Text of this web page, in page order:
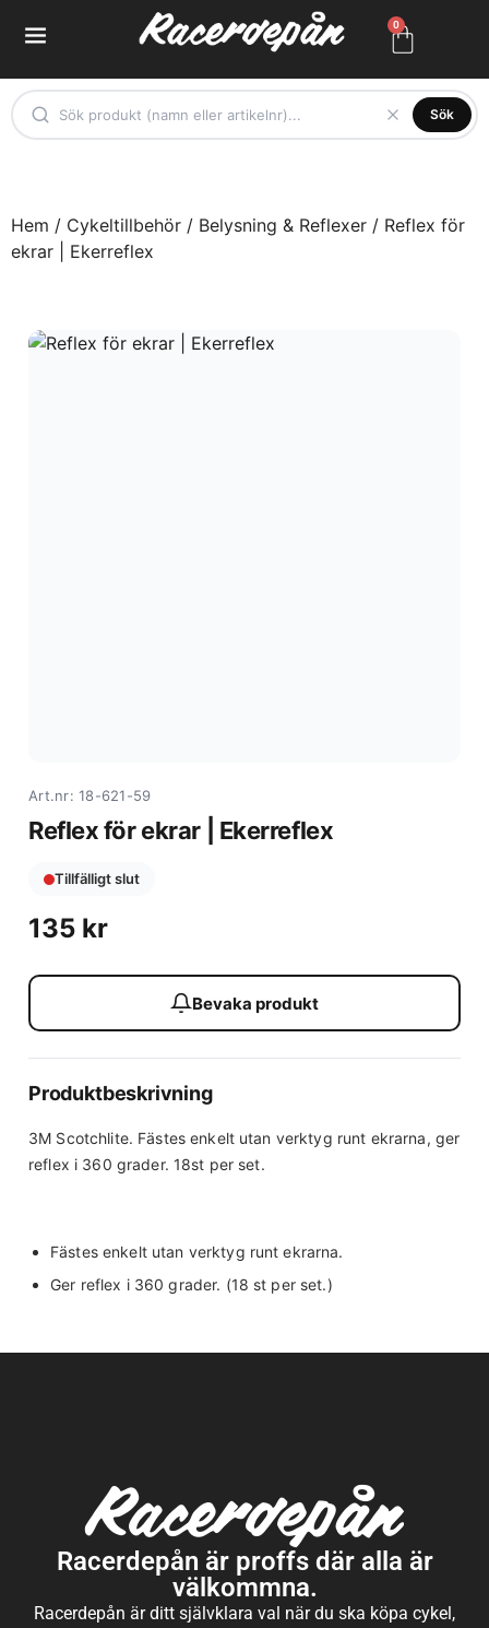
0
Sök
Hem / Cykeltillbehör / Belysning & Reflexer / Reflex för
ekrar | Ekerreflex
Art.nr: 18-621-59
Reflex för ekrar | Ekerreflex
Tillfälligt slut
135 kr
Bevaka produkt
Produktbeskrivning
3M Scotchlite. Fästes enkelt utan verktyg runt ekrarna, ger
reflex i 360 grader. 18st per set.
Fästes enkelt utan verktyg runt ekrarna.
Ger reflex i 360 grader. (18 st per set.)
Racerdepån är proffs där alla är
välkommna.
Racerdepån är ditt självklara val när du ska köpa cykel,